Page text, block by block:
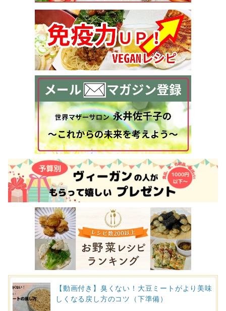
【動画付き】臭くない！大豆ミートがより美味
しくなる戻し方のコツ（下準備）